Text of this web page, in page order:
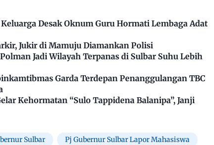
Desak Oknum Guru Hormati Lembaga Adat
Jukir di Mamuju Diamankan Polisi
Jadi Wilayah Terpanas di Sulbar Suhu Lebih
Garda Terdepan Penanggulangan TBC
Kehormatan “Sulo Tappidena Balanipa”, Janji
Sulbar Pj Gubernur Sulbar Lapor Mahasiswa